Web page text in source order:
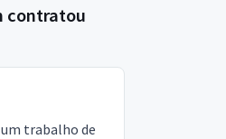
contratou
trabalho de